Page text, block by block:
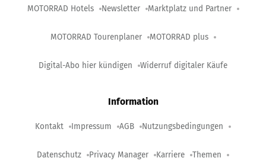
MOTORRAD Hotels Newsletter Marktplatz und Partner
MOTORRAD Tourenplaner MOTORRAD plus
Digital-Abo hier kündigen Widerruf digitaler Käufe
Information
Kontakt Impressum AGB Nutzungsbedingungen
Datenschutz Privacy Manager Karriere Themen